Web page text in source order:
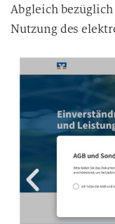
Abgleich
Nutzung des